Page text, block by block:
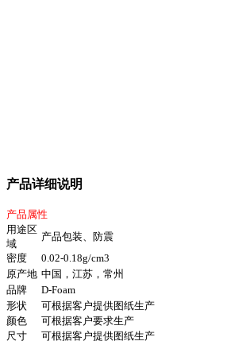
产品详细说明
产品属性
用途区
域
产品包装、防震
密度
0.02-0.18g/cm3
原产地 中国，江苏，常州
品牌
D-Foam
形状
可根据客户提供图纸生产
颜色
可根据客户要求生产
尺寸
可根据客户提供图纸生产